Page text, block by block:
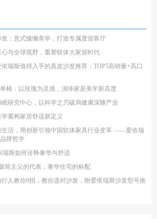
：意式慵懒美学，打造专属度假客厅
与全球视野，重塑软体大家居时代
依瑞斯值得入手的真皮沙发推荐：TOP5高销量+高口
椅：以玫瑰为灵感，演绎家居美学新高度
研究中心，以科学之刃破局健康深睡产业
重构家居舒适新定义
生活，用创新引领中国软体家具行业变革 ——爱依瑞
牌哲学
瑞斯如何诠释奢华与舒适
简主义的代表，奢华住宅的标配
人教你9招，教你选对沙发，附爱依瑞斯沙发型号推